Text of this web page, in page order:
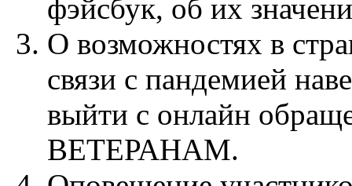
фэйсбук, об их
О возможностях в
связи с пандемией
выйти с онлайн
ВЕТЕРАНАМ.